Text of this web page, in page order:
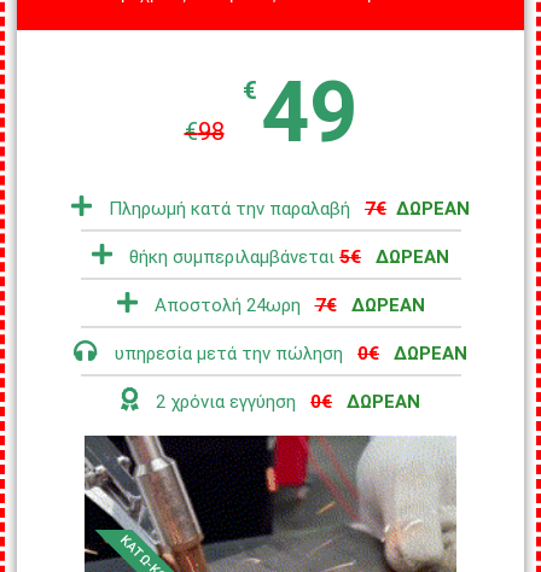
€98
€ 49
Πληρωμή κατά την παραλαβή 7€ ΔΩΡΕΑΝ
θήκη συμπεριλαμβάνεται 5€ ΔΩΡΕΑΝ
Αποστολή 24ωρη7€ ΔΩΡΕΑΝ
υπηρεσία μετά την πώληση 0€ ΔΩΡΕΑΝ
2 χρόνια εγγύηση 0€ ΔΩΡΕΑΝ